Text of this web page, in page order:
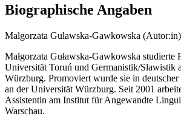
Biographische Angaben
Malgorzata Gulawska-Gawkowska (Autor:in)
Małgorzata Guławska-Gawkowska studierte
Universität Toruń und Germanistik/Slawistik
Würzburg. Promoviert wurde sie in deutscher
an der Universität Würzburg. Seit 2001
Assistentin am Institut für Angewandte
Warschau.